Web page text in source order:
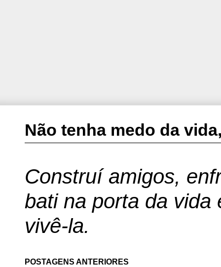
Não tenha medo da
Construí amigos,
bati na porta da vida
vivê-la.
POSTAGENS ANTERIORES